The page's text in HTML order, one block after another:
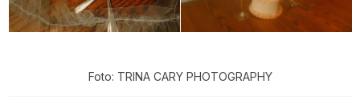
Foto: TRINA CARY PHOTOGRAPHY